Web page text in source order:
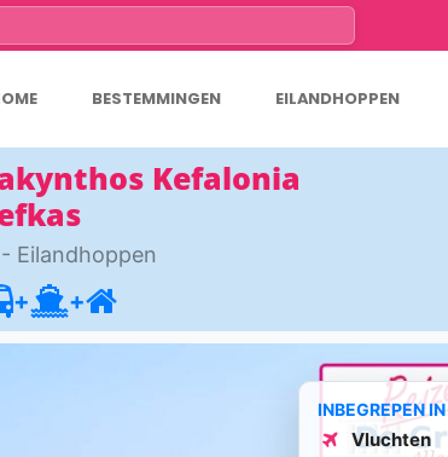
BESTEMMINGEN EILANDHOPPEN
Kefalonia
Eilandhoppen
+ +
INBEGREPEN
Vluchten